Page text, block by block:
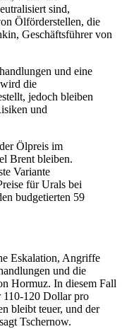
sind,
Ölförderstellen, die
Geschäftsführer von
und eine
die
jedoch bleiben
und
Ölpreis im
Brent bleiben.
Variante
für Urals bei
budgetierten 59
Eskalation, Angriffe
und die
Hormuz. In diesem Fall
110-120 Dollar pro
bleibt teuer, und der
Tschernow.